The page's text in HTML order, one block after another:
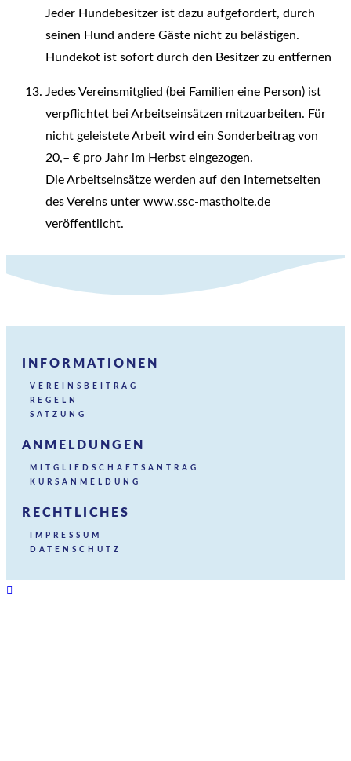
Jeder Hundebesitzer ist dazu aufgefordert, durch
seinen Hund andere Gäste nicht zu belästigen.
Hundekot ist sofort durch den Besitzer zu entfernen
Jedes Vereinsmitglied (bei Familien eine Person) ist
verpflichtet bei Arbeitseinsätzen mitzuarbeiten. Für
nicht geleistete Arbeit wird ein Sonderbeitrag von
20,– € pro Jahr im Herbst eingezogen.
Die Arbeitseinsätze werden auf den Internetseiten
des Vereins unter www.ssc-mastholte.de
veröffentlicht.
INFORMATIONEN
VEREINSBEITRAG
REGELN
SATZUNG
ANMELDUNGEN
MITGLIEDSCHAFTSANTRAG
KURSANMELDUNG
RECHTLICHES
IMPRESSUM
DATENSCHUTZ